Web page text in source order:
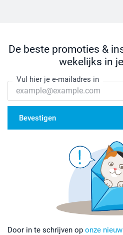
De beste promoties &
wekelijks in
Vul hier je e-mailadres in
Bevestigen
Door in te schrijven op onze